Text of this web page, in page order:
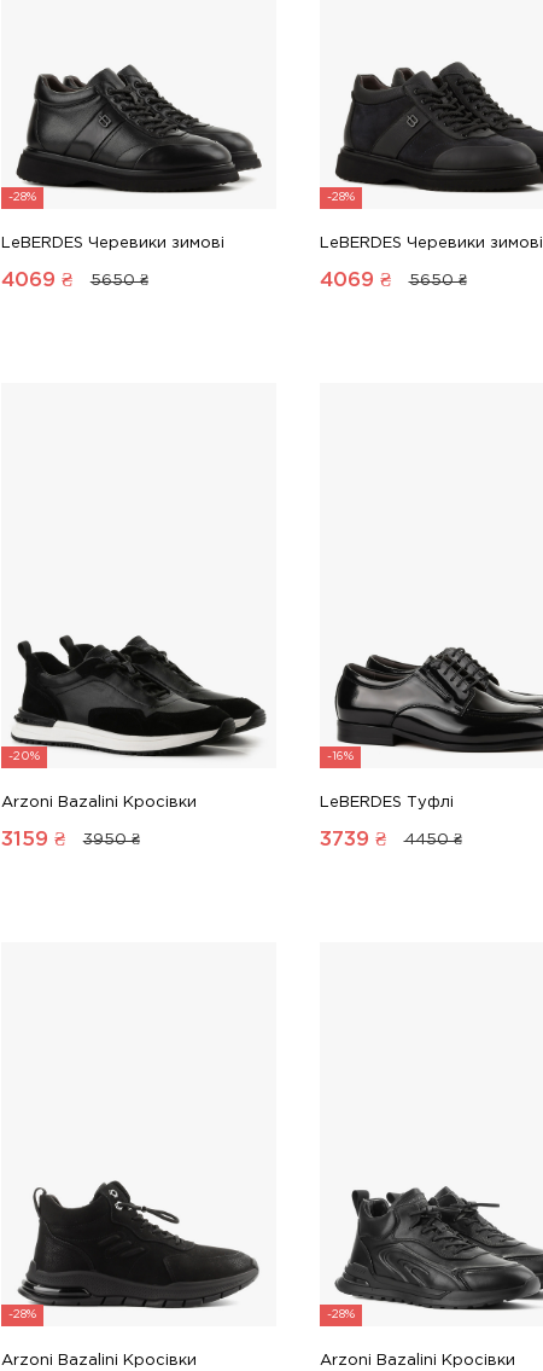
-28%
LeBERDES Черевики зимові
4069 ₴ 5650 ₴
-28%
LeBERDES Черевики зимові
4069 ₴ 5650 ₴
-20%
Arzoni Bazalini Кросівки
3159 ₴ 3950 ₴
-16%
LeBERDES Туфлі
3739 ₴ 4450 ₴
-28%
Arzoni Bazalini Кросівки
-28%
Arzoni Bazalini Кросівки